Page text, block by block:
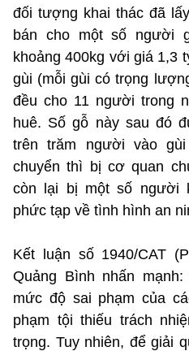
đối tượng khai thác đã
bán cho một số người
khoảng 400kg với giá 1,3
gùi (mỗi gùi có trọng
đều cho 11 người trong
huê. Số gỗ này sau đó
trên trăm người vào
chuyển thì bị cơ quan
còn lại bị một số người
phức tạp về tình hình an
Kết luận số 1940/CAT
Quảng Bình nhấn
mức độ sai phạm của
phạm tội thiếu trách
trọng. Tuy nhiên, để giải